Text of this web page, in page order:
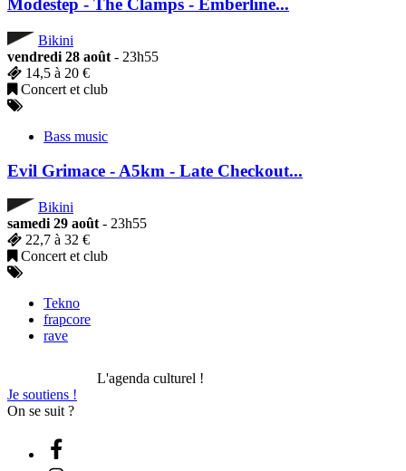
Modestep - The Clamps - Emberline...
Bikini
vendredi 28 août - 23h55
14,5 à 20 €
Concert et club
Bass music
Evil Grimace - A5km - Late Checkout...
Bikini
samedi 29 août - 23h55
22,7 à 32 €
Concert et club
Tekno
frapcore
rave
L'agenda culturel !
Je soutiens !
On se suit ?